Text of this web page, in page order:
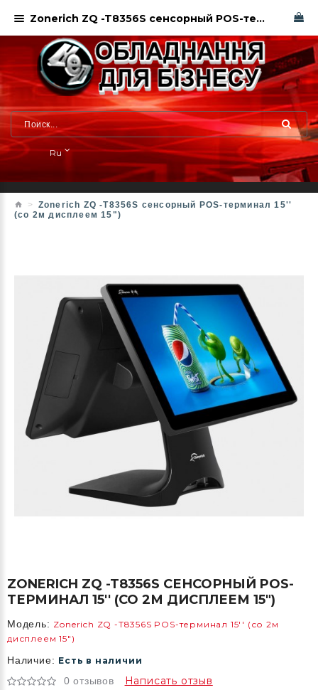
Ru
Zonerich ZQ -T8356S сенсорный POS-терминал 15''
(со 2м дисплеем 15")
ZONERICH ZQ -T8356S СЕНСОРНЫЙ POS-
ТЕРМИНАЛ 15'' (СО 2М ДИСПЛЕЕМ 15")
Модель: Zonerich ZQ -T8356S POS-терминал 15'' (со 2м
дисплеем 15")
Наличие: Есть в наличии
0 отзывов Написать отзыв
Zonerich ZQ -T8356S сенсорный POS-терминал 15'' (со 2м дисплеем 15")